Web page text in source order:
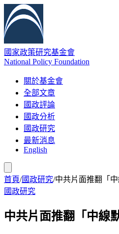
國家政策研究基金會
National Policy Foundation
關於基金會
全部文章
國政評論
國政分析
國政研究
最新消息
English
首頁/國政研究/中共片面推翻「
國政研究
中共片面推翻「中線